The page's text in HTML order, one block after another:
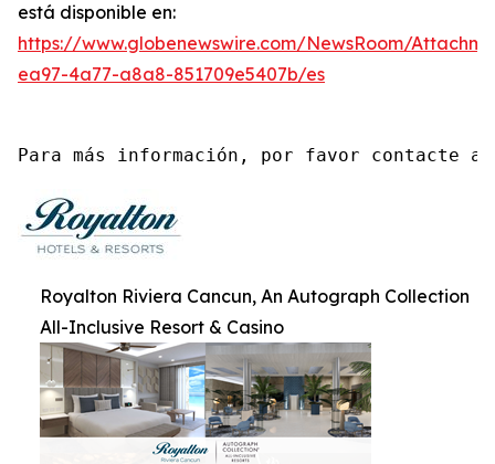
está disponible en:
https://www.globenewswire.com/NewsRoom/
ea97-4a77-a8a8-851709e5407b/es
Para más información, por favor contacte a
Royalton Riviera Cancun, An Autograph Collection
All-Inclusive Resort & Casino